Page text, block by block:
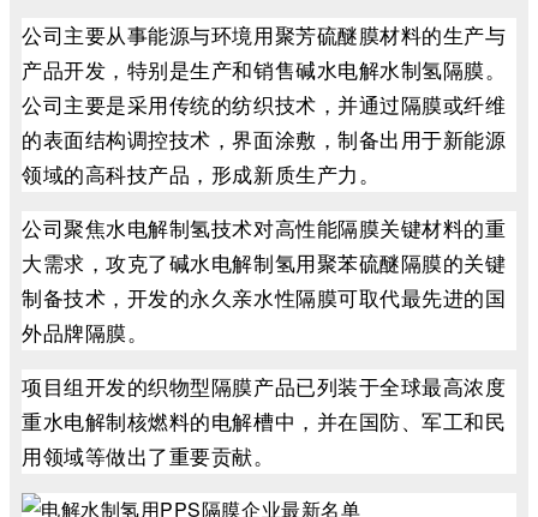
公司主要从事能源与环境用聚芳硫醚膜材料的生产与
产品开发，特别是生产和销售碱水电解水制氢隔膜。
公司主要是采用传统的纺织技术，并通过隔膜或纤维
的表面结构调控技术，界面涂敷，制备出用于新能源
领域的高科技产品，形成新质生产力。
公司聚焦水电解制氢技术对高性能隔膜关键材料的重
大需求，攻克了碱水电解制氢用聚苯硫醚隔膜的关键
制备技术，开发的永久亲水性隔膜可取代最先进的国
外品牌隔膜。
项目组开发的织物型隔膜产品已列装于全球最高浓度
重水电解制核燃料的电解槽中，并在国防、军工和民
用领域等做出了重要贡献。